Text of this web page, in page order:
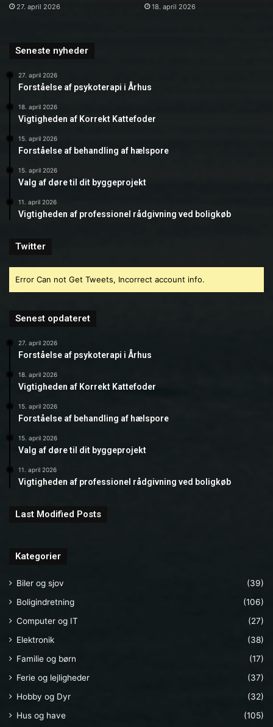
27. april 2026 18. april 2026
Seneste nyheder
27. april 2026
Forståelse af psykoterapi i Århus
18. april 2026
Vigtigheden af Korrekt Kattefoder
15. april 2026
Forståelse af behandling af hælspore
15. april 2026
Valg af døre til dit byggeprojekt
11. april 2026
Vigtigheden af professionel rådgivning ved boligkøb
Twitter
Error Can not Get Tweets, Incorrect account info.
Senest opdateret
27. april 2026
Forståelse af psykoterapi i Århus
18. april 2026
Vigtigheden af Korrekt Kattefoder
15. april 2026
Forståelse af behandling af hælspore
15. april 2026
Valg af døre til dit byggeprojekt
11. april 2026
Vigtigheden af professionel rådgivning ved boligkøb
Last Modified Posts
Kategorier
Biler og sjov
(39)
Boligindretning
(106)
Computer og IT
(27)
Elektronik
(38)
Familie og børn
(17)
Ferie og lejligheder
(37)
Hobby og Dyr
(32)
Hus og have
(105)